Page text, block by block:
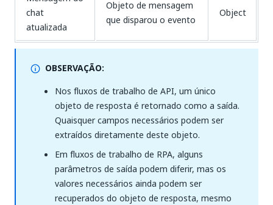
chat
atualizada
Objeto de mensagem
que disparou o evento
Object
OBSERVAÇÃO:
Nos fluxos de trabalho de API, um único
objeto de resposta é retornado como a saída.
Quaisquer campos necessários podem ser
extraídos diretamente deste objeto.
Em fluxos de trabalho de RPA, alguns
parâmetros de saída podem diferir, mas os
valores necessários ainda podem ser
recuperados do objeto de resposta, mesmo